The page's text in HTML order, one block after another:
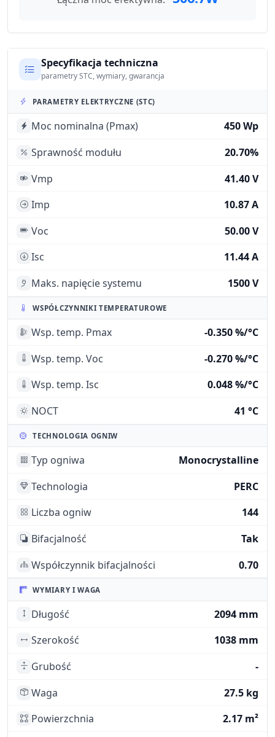
Specyfikacja techniczna
parametry STC, wymiary, gwarancja
PARAMETRY ELEKTRYCZNE (STC)
Moc nominalna (Pmax)
450 Wp
Sprawność modułu
20.70%
Vmp
41.40 V
Imp
10.87 A
Voc
50.00 V
Isc
11.44 A
Maks. napięcie systemu
1500 V
WSPÓŁCZYNNIKI TEMPERATUROWE
Wsp. temp. Pmax
-0.350 %/°C
Wsp. temp. Voc
-0.270 %/°C
Wsp. temp. Isc
0.048 %/°C
NOCT
41 °C
TECHNOLOGIA OGNIW
Typ ogniwa
Monocrystalline
Technologia
PERC
Liczba ogniw
144
Bifacjalność
Tak
Współczynnik bifacjalności
0.70
WYMIARY I WAGA
Długość
2094 mm
Szerokość
1038 mm
Grubość
-
Waga
27.5 kg
Powierzchnia
2.17 m²